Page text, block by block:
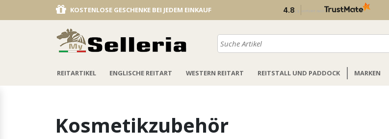
RABATT KOO PON 4.8 / 5 verifiziert durch
REITARTIKEL ENGLISCHE REITART WESTERN REITART REITSTALL UND PADDOCK MARKEN
Kosmetikzubehör